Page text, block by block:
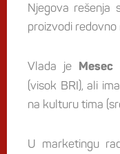
Njegova rešenja
proizvodi
Vlada je Mesec
(visok BRI), ali
na kulturu tima
U marketingu